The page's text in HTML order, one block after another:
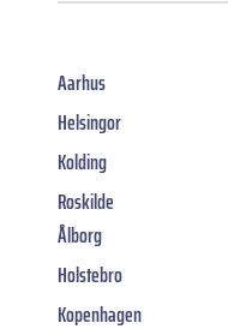
Aarhus
Helsingor
Kolding
Roskilde
Ålborg
Holstebro
Kopenhagen